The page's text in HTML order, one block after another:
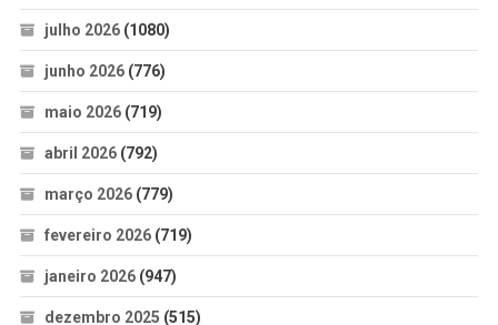
julho 2026(1080)
junho 2026(776)
maio 2026(719)
abril 2026(792)
março 2026(779)
fevereiro 2026(719)
janeiro 2026(947)
dezembro 2025 (515)